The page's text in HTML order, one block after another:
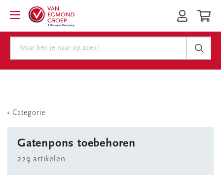
Categorie
Gatenpons toebehoren
229 artikelen